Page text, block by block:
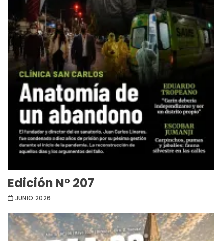
Edición Nº 207
JUNIO 2026